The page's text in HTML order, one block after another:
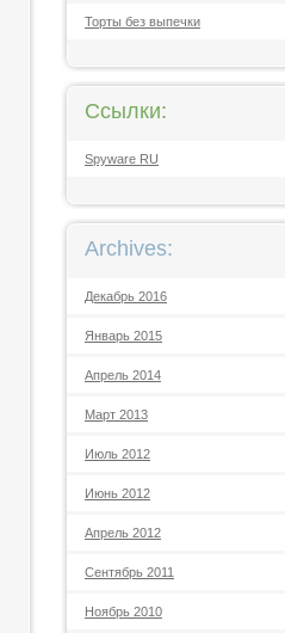
Торты без выпечки
Ссылки:
Spyware RU
Archives:
Декабрь 2016
Январь 2015
Апрель 2014
Март 2013
Июль 2012
Июнь 2012
Апрель 2012
Сентябрь 2011
Ноябрь 2010